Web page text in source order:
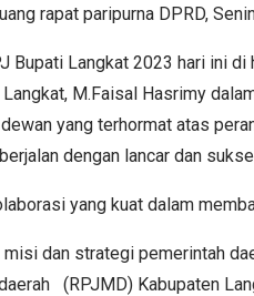
rapat paripurna DPRD,
Bupati Langkat 2023 hari ini
M.Faisal Hasrimy
yang terhormat atas
dengan lancar dan
yang kuat dalam
dan strategi pemerintah
(RPJMD) Kabupaten